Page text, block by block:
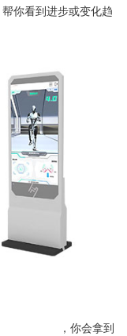
你看到进步或变化趋
，你会拿到